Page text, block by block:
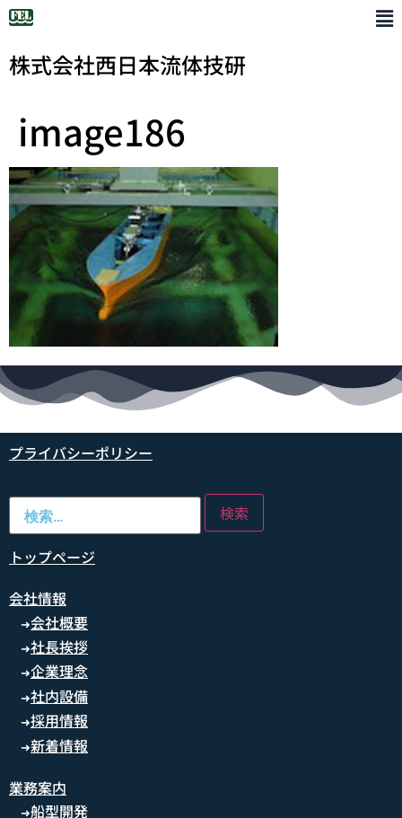
株式会社西日本流体技研
image186
プライバシーポリシー
トップページ
会社情報
➜会社概要
➜社長挨拶
➜企業理念
➜社内設備
➜採用情報
➜新着情報
業務案内
➜船型開発